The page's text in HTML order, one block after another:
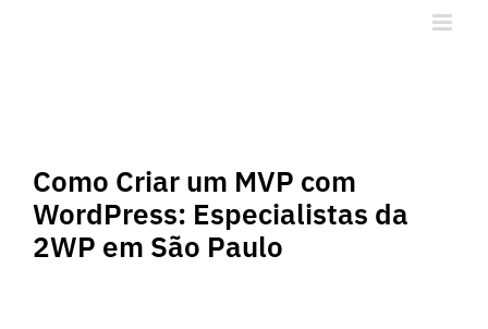
Como Criar um MVP com
WordPress: Especialistas da
2WP em São Paulo